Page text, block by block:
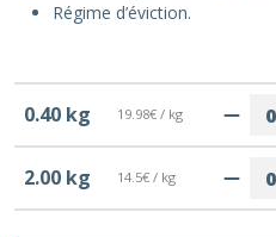
Régime d’éviction.
0.40 kg 19.98€ / kg
2.00 kg 14.5€ / kg